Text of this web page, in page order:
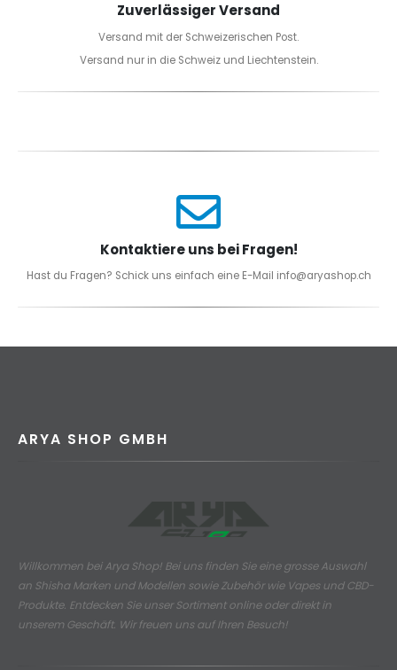
Zuverlässiger Versand
Versand mit der Schweizerischen Post.
Versand nur in die Schweiz und Liechtenstein.
Kontaktiere uns bei Fragen!
Hast du Fragen? Schick uns einfach eine E-Mail info@aryashop.ch
ARYA SHOP GMBH
Willkommen bei Arya Shop! Bei uns finden Sie eine grosse Auswahl
an Shisha Marken und Modellen sowie Zubehör wie Vapes und CBD-
Produkte. Entdecken Sie unser Sortiment online oder direkt in
unserem Geschäft. Wir freuen uns auf Ihren Besuch!